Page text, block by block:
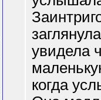
увидела
когда